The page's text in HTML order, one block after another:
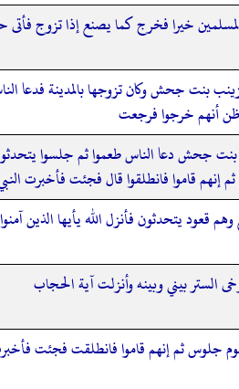
خيرا فخرج كما يصنع إذا تزوج
بنت جحش وكان تزوجها بالمدينة فدعا
أنهم خرجوا فرجعت
جحش دعا الناس طعموا ثم جلسوا
إنهم قاموا فانطلقوا قال فجئت فأخبرت
قعود يتحدثون فأنزل الله يأيها الذين
الستر بيني وبينه وأنزلت آية الحجاب
جلوس ثم إنهم قاموا فانطلقت فجئت